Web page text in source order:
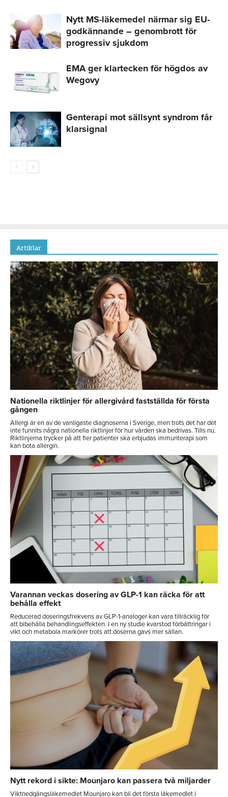
Nytt MS-läkemedel närmar sig EU-
godkännande – genombrott för
progressiv sjukdom
EMA ger klartecken för högdos av
Wegovy
Genterapi mot sällsynt syndrom får
klarsignal
Artiklar
Nationella riktlinjer för allergivård fastställda för första
gången
Allergi är en av de vanligaste diagnoserna i Sverige, men trots det har det
inte funnits några nationella riktlinjer för hur vården ska bedrivas. Tills nu.
Riktlinjerna trycker på att fler patienter ska erbjudas immunterapi som
kan bota allergin.
Varannan veckas dosering av GLP-1 kan räcka för att
behålla effekt
Reducerad doseringsfrekvens av GLP-1-analoger kan vara tillräcklig för
att bibehålla behandlingseffekten. I en ny studie kvarstod förbättringar i
vikt och metabola markörer trots att doserna gavs mer sällan.
Nytt rekord i sikte: Mounjaro kan passera två miljarder
Viktnedgångsläkemedlet Mounjaro kan bli det första läkemedlet i